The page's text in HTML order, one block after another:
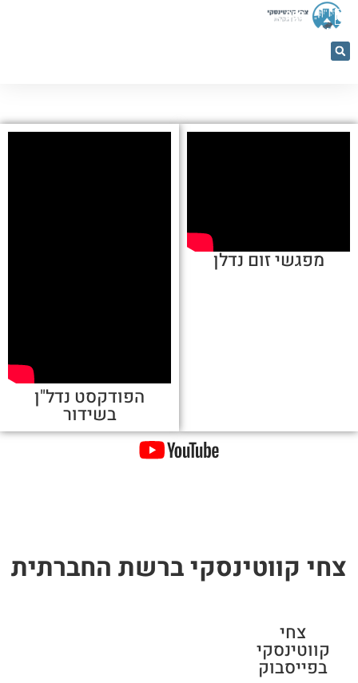
053-
5366884
מפגשי זום נדלן
הפודקסט נדל"ן
בשידור
צחי קווטינסקי ברשת החברתית
צחי
קווטינסקי
בפייסבוק